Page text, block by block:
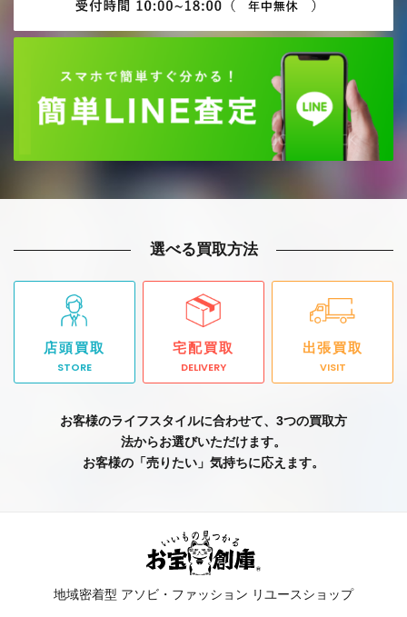
選べる買取方法
店頭買取
STORE
宅配買取
DELIVERY
出張買取
VISIT
お客様のライフスタイルに合わせて、3つの買取方
法からお選びいただけます。
お客様の「売りたい」気持ちに応えます。
地域密着型 アソビ・ファッション リユースショップ